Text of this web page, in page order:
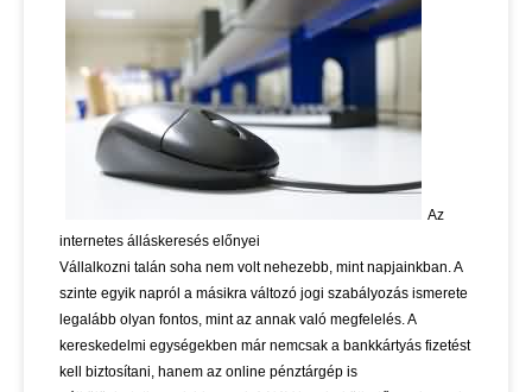
Az
internetes álláskeresés előnyei
Vállalkozni talán soha nem volt nehezebb, mint napjainkban. A
szinte egyik napról a másikra változó jogi szabályozás ismerete
legalább olyan fontos, mint az annak való megfelelés. A
kereskedelmi egységekben már nemcsak a bankkártyás fizetést
kell biztosítani, hanem az online pénztárgép is